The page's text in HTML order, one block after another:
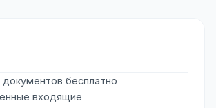
бесплатно
входящие